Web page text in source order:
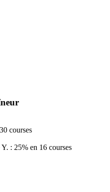
courses
: 25% en 16 courses